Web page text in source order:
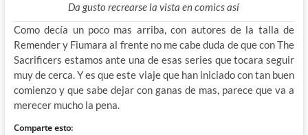
Da gusto recrearse la vista en comics así
Como decía un poco mas arriba, con autores de la talla de
Remender y Fiumara al frente no me cabe duda de que con The
Sacrificers estamos ante una de esas series que tocara seguir
muy de cerca. Y es que este viaje que han iniciado con tan buen
comienzo y que sabe dejar con ganas de mas, parece que va a
merecer mucho la pena.
Comparte esto: